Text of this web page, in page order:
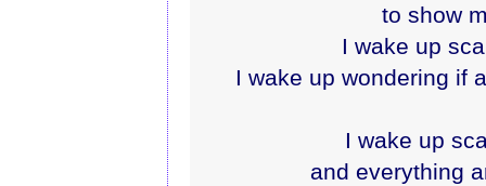
to show
I wake up
I wake up wondering if
I wake up
and everything